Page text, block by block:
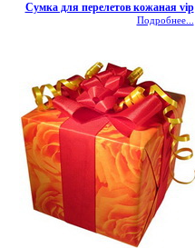
Сумка для перелетов кожаная vip
Подробнее...